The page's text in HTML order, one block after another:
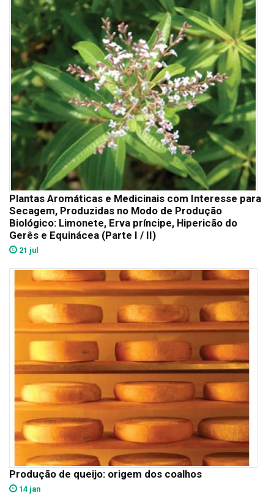
Plantas Aromáticas e Medicinais com Interesse para
Secagem, Produzidas no Modo de Produção
Biológico: Limonete, Erva príncipe, Hipericão do
Gerês e Equinácea (Parte I / II)
21 jul
Produção de queijo: origem dos coalhos
14 jan